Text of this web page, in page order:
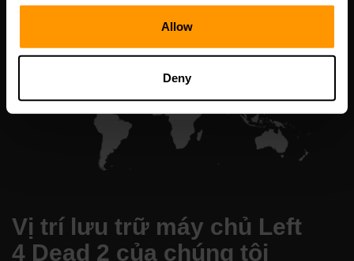
Allow
Deny
Vị trí lưu trữ máy chủ Left
4 Dead 2 của chúng tôi